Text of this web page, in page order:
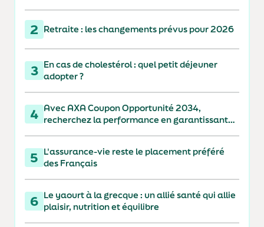
2 Retraite : les changements prévus pour 2026
3 En cas de cholestérol : quel petit déjeuner
adopter ?
4 Avec AXA Coupon Opportunité 2034,
recherchez la performance en garantissant
5 L'assurance-vie reste le placement préféré
des Français
6 Le yaourt à la grecque : un allié santé qui allie
plaisir, nutrition et équilibre